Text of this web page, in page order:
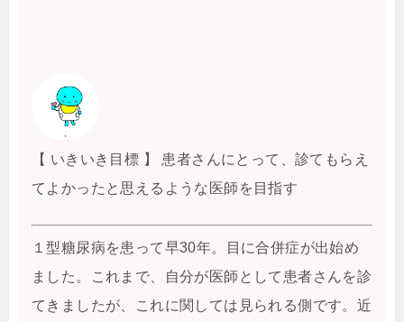
【 いきいき目標 】 患者さんにとって、診てもらえ
てよかったと思えるような医師を目指す
１型糖尿病を患って早30年。目に合併症が出始め
ました。これまで、自分が医師として患者さんを診
てきましたが、これに関しては見られる側です。近